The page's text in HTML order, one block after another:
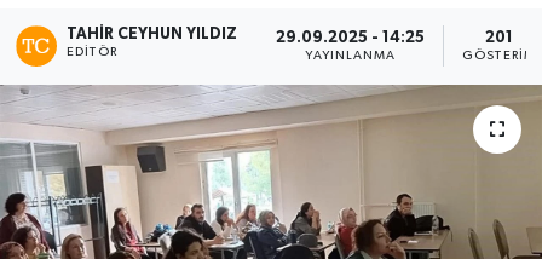
TAHIR CEYHUN YILDIZ
EDITÖR
29.09.2025 - 14:25
YAYINLANMA
201
GÖSTERIM
Teknoloji
Son Dakika Haberleri
Haber Arşivi